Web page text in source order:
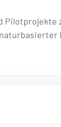
Pilotprojekte